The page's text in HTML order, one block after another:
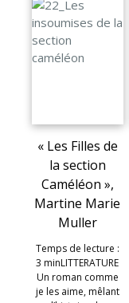
« Les Filles de
la section
Caméléon »,
Martine Marie
Muller
Temps de lecture :
3 minLITTERATURE
Un roman comme
je les aime, mêlant